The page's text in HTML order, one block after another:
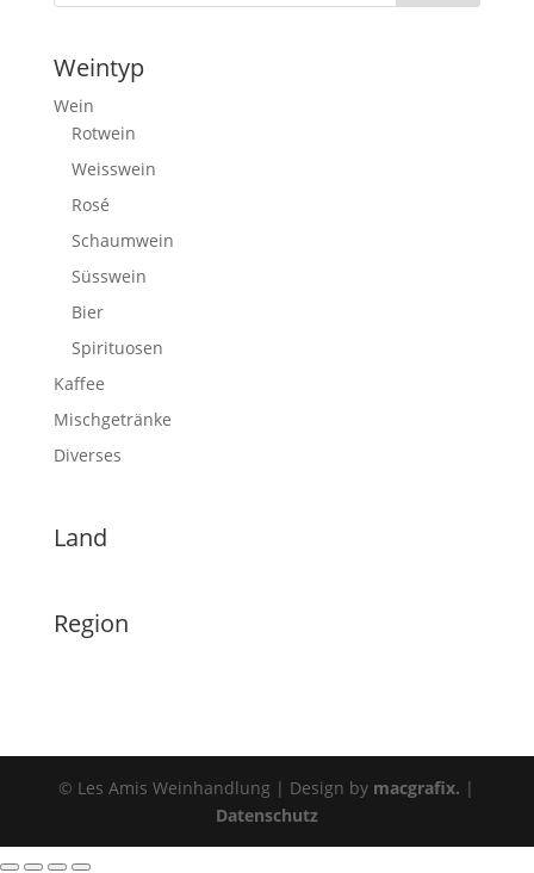
Weintyp
Wein
Rotwein
Weisswein
Rosé
Schaumwein
Süsswein
Bier
Spirituosen
Kaffee
Mischgetränke
Diverses
Land
Region
© Les Amis Weinhandlung | Design by macgrafix. |
Datenschutz